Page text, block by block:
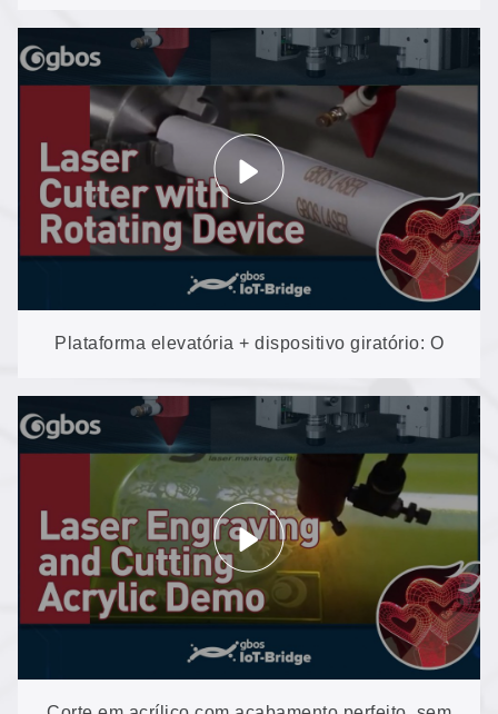
madeira, couro, tecido e muito mais
Plataforma elevatória + dispositivo giratório: O
GH1390-AUD-RP (100 W) manuseia o material
para que as pessoas não precisem fazer isso